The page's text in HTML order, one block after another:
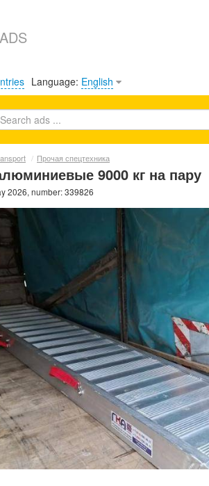
Language: English
/ Прочая спецтехника
9000 кг на пару
2026, number: 339826